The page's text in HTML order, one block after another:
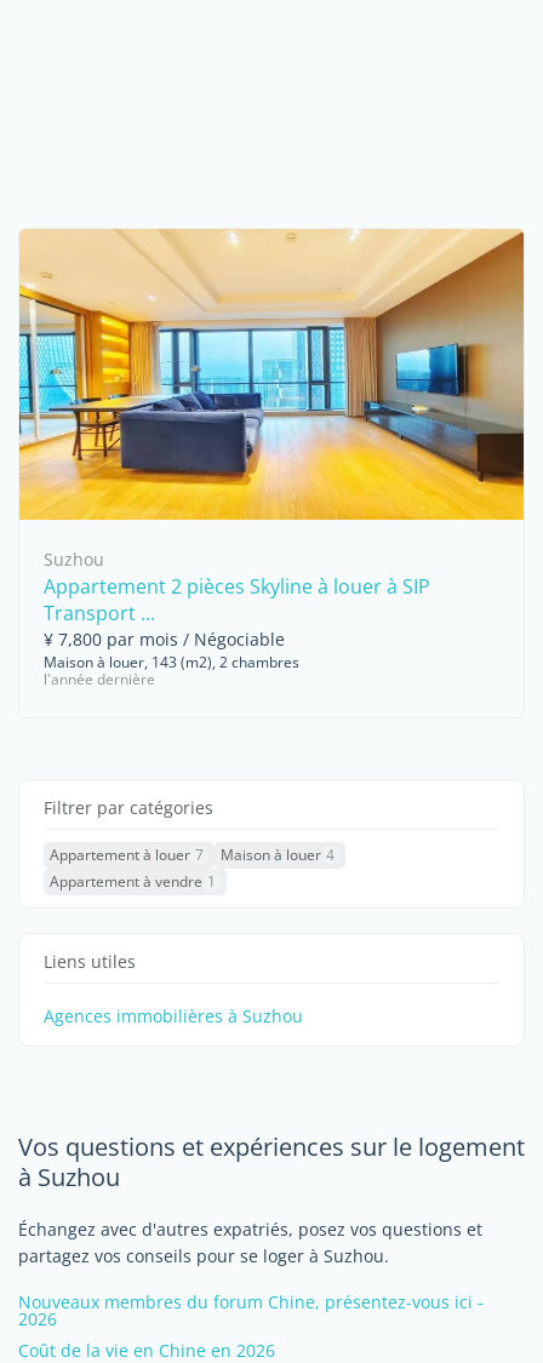
Suzhou
Appartement 2 pièces Skyline à louer à SIP
Transport ...
¥ 7,800 par mois / Négociable
Maison à louer, 143 (m2), 2 chambres
l'année dernière
Filtrer par catégories
Appartement à louer 7 Maison à louer 4
Appartement à vendre 1
Liens utiles
Agences immobilières à Suzhou
Vos questions et expériences sur le logement
à Suzhou
Échangez avec d'autres expatriés, posez vos questions et
partagez vos conseils pour se loger à Suzhou.
Nouveaux membres du forum Chine, présentez-vous ici -
2026
Coût de la vie en Chine en 2026